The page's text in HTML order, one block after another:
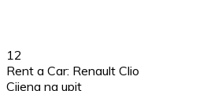
12
Rent a Car: Renault Clio
Cijena na upit